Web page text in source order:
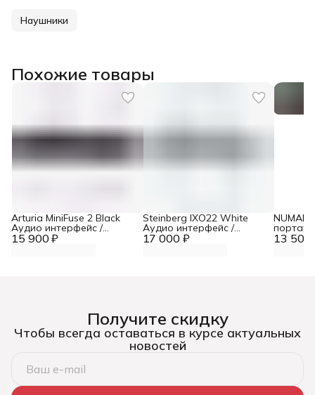
Наушники
Похожие товары
15 900 ₽
Arturia MiniFuse 2 Black
Аудио интерфейс /
звуковая карта USB 17 000 ₽
Steinberg IXO22 White
Аудио интерфейс /
звуковая карта USB 13 500
Получите скидку
Чтобы всегда оставаться в курсе актуальных
новостей